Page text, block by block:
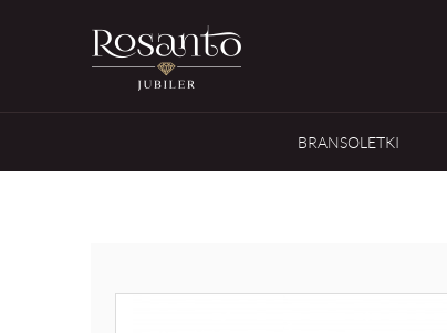
BRANSOLETKI